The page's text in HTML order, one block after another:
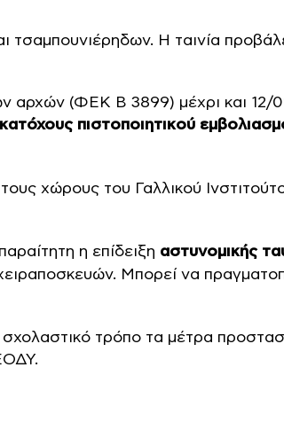
τσαμπουνιέρηδων. Η ταινία
αρχών (ΦΕΚ B 3899) μέχρι και 12/
κατόχους πιστοποιητικού
χώρους του Γαλλικού
η επίδειξη αστυνομικής
Μπορεί να
τρόπο τα μέτρα